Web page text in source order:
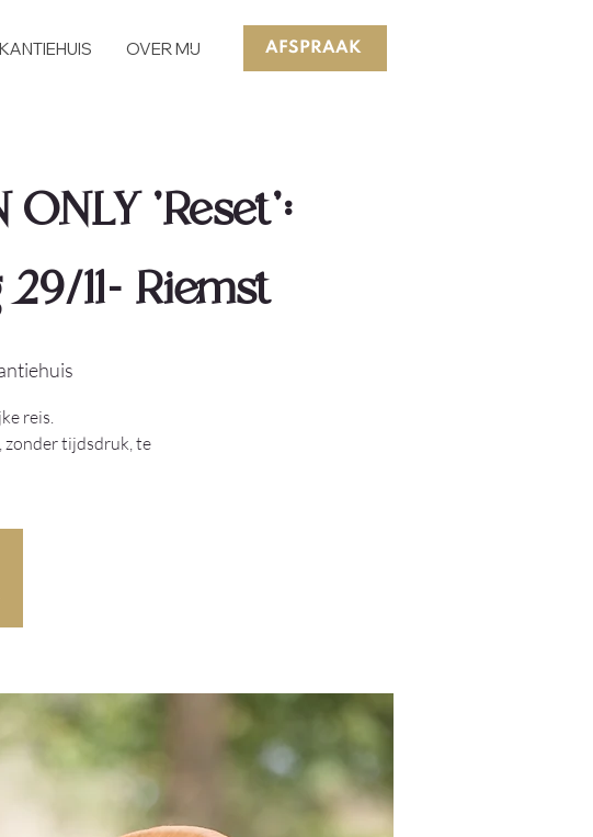
OVER MIJ AFSPRAAK
ONLY 'Reset':
11- Riemst
reis.
zonder tijdsdruk, te